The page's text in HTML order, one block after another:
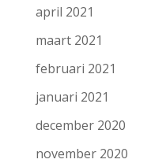
april 2021
maart 2021
februari 2021
januari 2021
december 2020
november 2020